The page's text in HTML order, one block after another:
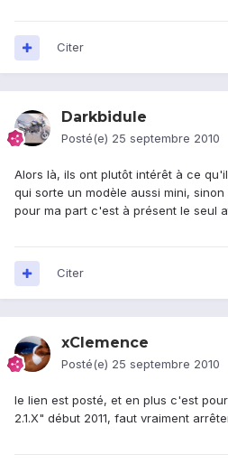
Citer
Darkbidule
Posté(e) 25 septembre 2010
Alors là, ils ont plutôt intérêt à ce
qui sorte un modèle aussi mini,
pour ma part c'est à présent le seul
Citer
xClemence
Posté(e) 25 septembre 2010
le lien est posté, et en plus c'est
2.1.X" début 2011, faut vraiment